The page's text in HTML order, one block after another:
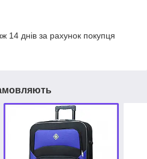
14 днів за рахунок покупця